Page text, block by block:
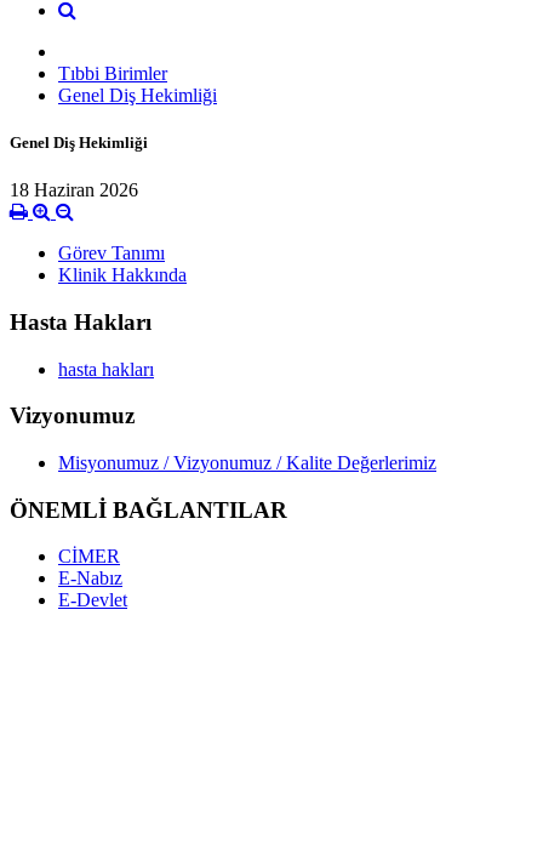
Tıbbi Birimler
Genel Diş Hekimliği
Genel Diş Hekimliği
18 Haziran 2026
Görev Tanımı
Klinik Hakkında
Hasta Hakları
hasta hakları
Vizyonumuz
Misyonumuz / Vizyonumuz / Kalite Değerlerimiz
ÖNEMLİ BAĞLANTILAR
CİMER
E-Nabız
E-Devlet